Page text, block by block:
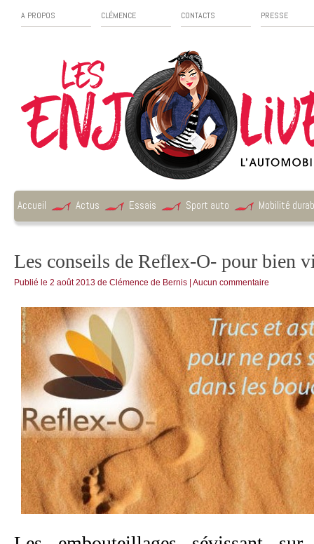
A PROPOS CLÉMENCE CONTACTS PRESSE
Accueil Actus Essais Sport auto Mobilité
Les conseils de Reflex-O- pour bien
Publié le 2 août 2013 de Clémence de Bernis Aucun commentaire